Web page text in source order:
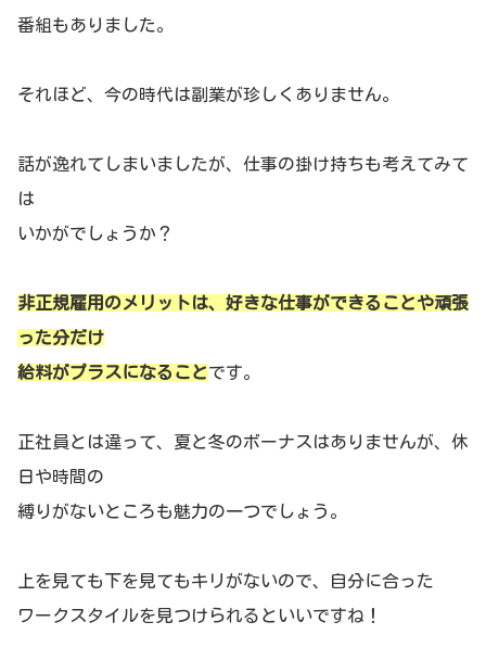
番組もありました。
それほど、今の時代は副業が珍しくありません。
話が逸れてしまいましたが、仕事の掛け持ちも考えてみて
は
いかがでしょうか？
非正規雇用のメリットは、好きな仕事ができることや頑張
った分だけ
給料がプラスになることです。
正社員とは違って、夏と冬のボーナスはありませんが、休
日や時間の
縛りがないところも魅力の一つでしょう。
上を見ても下を見てもキリがないので、自分に合った
ワークスタイルを見つけられるといいですね！